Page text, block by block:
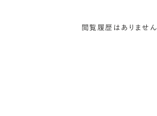
閲覧履歴はありません